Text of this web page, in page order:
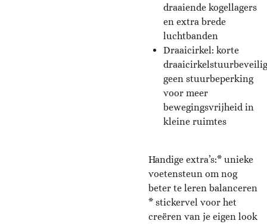
draaiende kogellagers
en extra brede
luchtbanden
Draaicirkel: korte
geen stuurbeperking
voor meer
bewegingsvrijheid in
kleine ruimtes
Handige extra’s:* unieke
voetensteun om nog
beter te leren balanceren
* stickervel voor het
creëren van je eigen look